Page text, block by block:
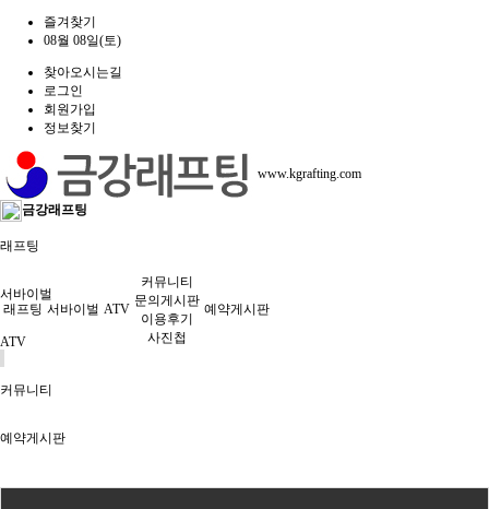
즐겨찾기
08월 08일(토)
찾아오시는길
로그인
회원가입
정보찾기
www.kgrafting.com
금강래프팅
래프팅
서바이벌
ATV
커뮤니티
예약게시판
래프팅 서바이벌 ATV
커뮤니티
문의게시판
이용후기
사진첩
예약게시판